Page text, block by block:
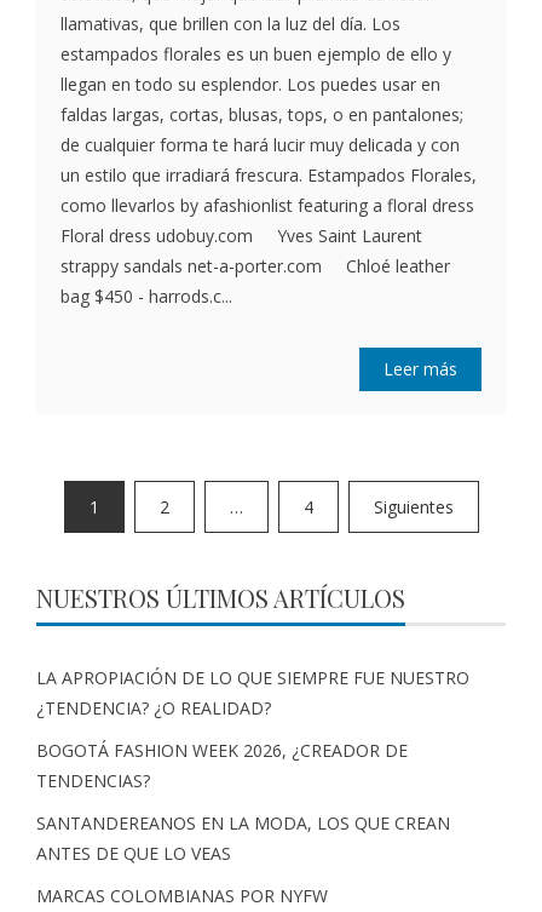
llamativas, que brillen con la luz del día. Los
estampados florales es un buen ejemplo de ello y
llegan en todo su esplendor. Los puedes usar en
faldas largas, cortas, blusas, tops, o en pantalones;
de cualquier forma te hará lucir muy delicada y con
un estilo que irradiará frescura. Estampados Florales,
como llevarlos by afashionlist featuring a floral dress
Floral dress udobuy.com Yves Saint Laurent
strappy sandals net-a-porter.com Chloé leather
bag $450 - harrods.c...
Leer más
1 2 … 4 Siguientes
NUESTROS ÚLTIMOS ARTÍCULOS
LA APROPIACIÓN DE LO QUE SIEMPRE FUE NUESTRO
¿TENDENCIA? ¿O REALIDAD?
BOGOTÁ FASHION WEEK 2026, ¿CREADOR DE
TENDENCIAS?
SANTANDEREANOS EN LA MODA, LOS QUE CREAN
ANTES DE QUE LO VEAS
MARCAS COLOMBIANAS POR NYFW